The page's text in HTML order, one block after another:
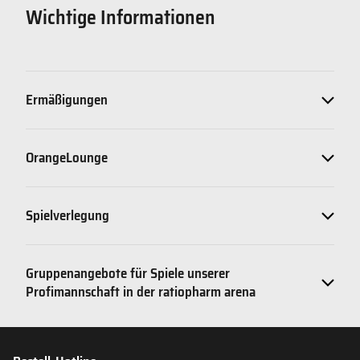
Wichtige Informationen
Ermäßigungen
OrangeLounge
Spielverlegung
Gruppenangebote für Spiele unserer
Profimannschaft in der ratiopharm arena